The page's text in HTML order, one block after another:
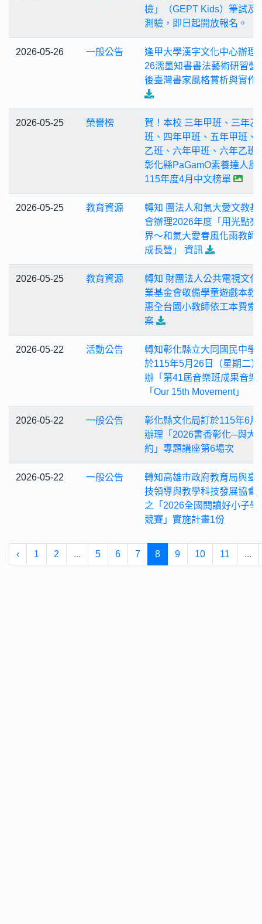
檢」（GEPT Kids）筆試及
測驗，即日起開放報名。
2026-05-26 一般公告
逢甲大學漢字文化中心辦理
26濡墨知書書法藝術研習
後臺灣書家風格賞析與實作
2026-05-25 榮譽榜
賀！本校 三年甲班、三年乙
班、四年甲班、五年甲班、
乙班、六年甲班、六年乙班
彰化縣PaGamO素養達人風
115年度4月中文榜單
2026-05-25 教育資源
轉知 團法人和氣大愛文教基
會辦理2026年度「用光點亮
界～和氣大愛春風化雨教師
成長營」 資訊
2026-05-25 教育資源
轉知 財團法人公共電視文化
業基金會敬備學童遊戲本教
惠全台國小教師依工本費索
案
2026-05-22 活動公告
轉知彰化縣立大同國民中學
於115年5月26日（星期二）
辦「第41屆音樂班成果音樂
「Our 15th Movement」
2026-05-22 一般公告
彰化縣文化局訂於115年6月
辦理「2026書香彰化─與大
約」專題講座第6場次
2026-05-22 一般公告
轉知高雄市政府教育局與臺
技領導與教學科技發展協會
之「2026全國閱讀好小子學
競賽」實施計畫1份
‹ 1 2 ... 5 6 7 8 9 10 11 ...